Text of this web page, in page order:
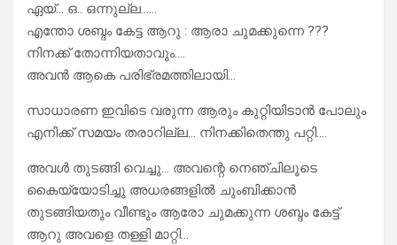
ഏയ്… ഒ.. ഒന്നുല്ല……
എന്തോ ശബ്ദം കേട്ട ആറു : ആരാ ചുമക്കുന്നെ ???
നിനക്ക് തോന്നിയതാവും….
അവൻ ആകെ പരിഭ്രമത്തിലായി…
സാധാരണ ഇവിടെ വരുന്ന ആരും കുറ്റിയിടാൻ പോലും
എനിക്ക് സമയം തരാറില്ല… നിനക്കിതെന്തു പറ്റി….
അവൾ തുടങ്ങി വെച്ചു… അവന്റെ നെഞ്ചിലൂടെ
കൈയ്യോടിച്ചു അധരങ്ങളിൽ ചുംബിക്കാൻ
തുടങ്ങിയതും വീണ്ടും ആരോ ചുമക്കുന്ന ശബ്ദം കേട്ട്
ആറു അവളെ തള്ളി മാറ്റി…